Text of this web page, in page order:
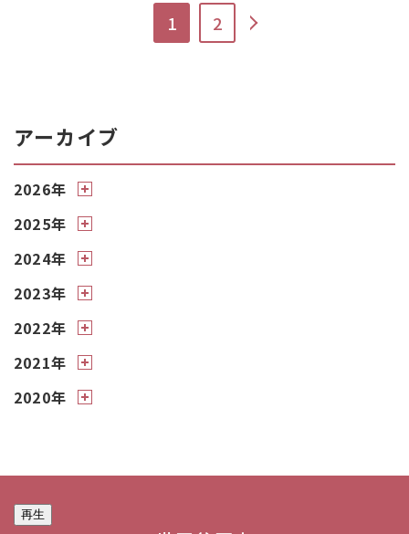
1 2 >
アーカイブ
2026年
2025年
2024年
2023年
2022年
2021年
2020年
再生